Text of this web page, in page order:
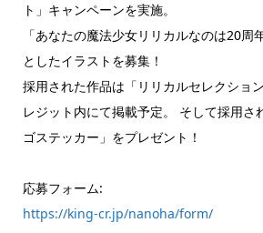
ト」キャンペーンを実施。
「あなたの魔法少女リリカルなのは20周
としたイラストを募集！
採用された作品は「リリカルセレクショ
レジット内にて掲載予定。 そして採用さ
ゴステッカー」をプレゼント！
応募フォーム:
https://king-cr.jp/nanoha/form/